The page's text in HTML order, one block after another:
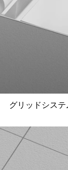
グリッドシス